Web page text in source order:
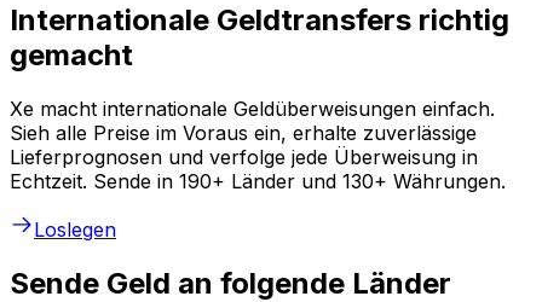
Internationale Geldtransfers richtig
gemacht
Xe macht internationale Geldüberweisungen einfach.
Sieh alle Preise im Voraus ein, erhalte zuverlässige
Lieferprognosen und verfolge jede Überweisung in
Echtzeit. Sende in 190+ Länder und 130+ Währungen.
Loslegen
Sende Geld an folgende Länder